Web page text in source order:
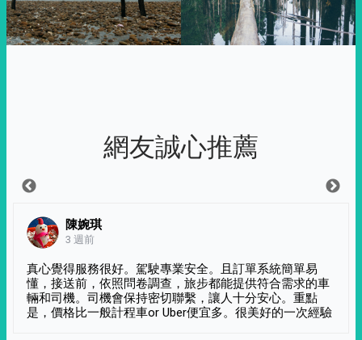
網友誠心推薦
陳婉琪
3 週前
真心覺得服務很好。駕駛專業安全。且訂單系統簡單易
懂，接送前，依照問卷調查，旅步都能提供符合需求的車
輛和司機。司機會保持密切聯繫，讓人十分安心。重點
是，價格比一般計程車or Uber便宜多。很美好的一次經驗